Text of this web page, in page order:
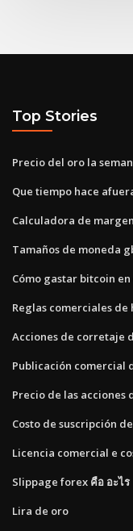
Top Stories
Precio del oro la
Que tiempo hace
Calculadora de
Tamaños de moneda
Cómo gastar bitcoin en
Reglas comerciales de
Acciones de corretaje
Publicación comercial
Precio de las acciones
Costo de suscripción
Licencia comercial e
Slippage forex คือ อะไร
Lira de oro